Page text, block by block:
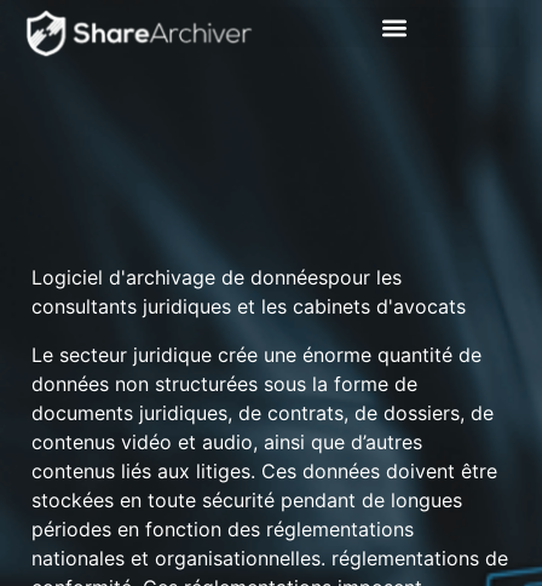
Logiciel d'archivage de donnéespour les
consultants juridiques et les cabinets d'avocats
Le secteur juridique crée une énorme quantité de
données non structurées sous la forme de
documents juridiques, de contrats, de dossiers, de
contenus vidéo et audio, ainsi que d’autres
contenus liés aux litiges. Ces données doivent être
stockées en toute sécurité pendant de longues
périodes en fonction des réglementations
nationales et organisationnelles. réglementations de